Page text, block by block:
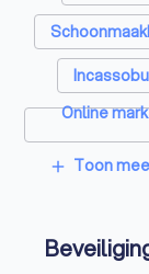
Online
SEO-
add Toon